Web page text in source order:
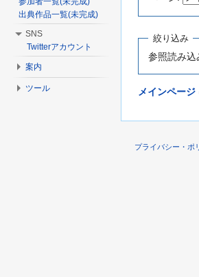
絞り込み
参照読み込
メインページ
出典作品一覧(未完成)
SNS
Twitterアカウント
案内
ツール
プライバシー・ポ